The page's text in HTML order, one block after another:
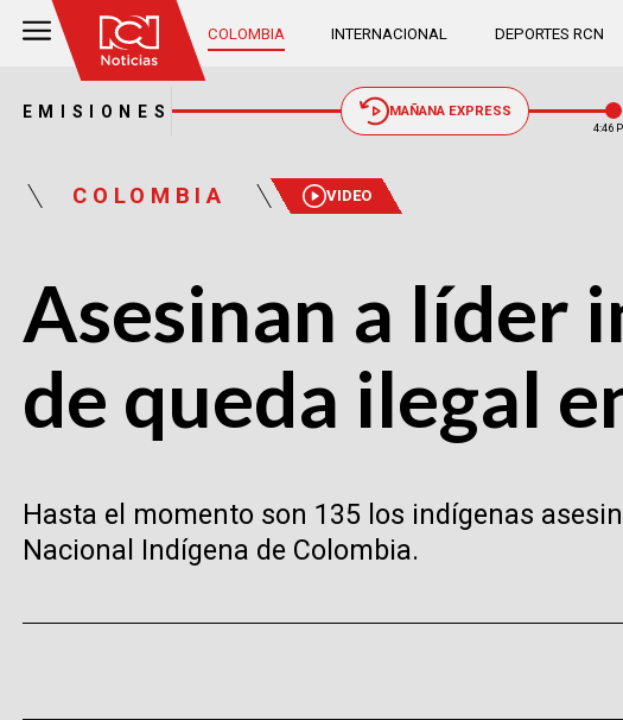
COLOMBIA INTERNACIONAL DEPORTES RCN
EMISIONES MAÑANA EXPRESS
4:46
COLOMBIA VIDEO
Asesinan a líder
de queda ilegal
Hasta el momento son 135 los indígenas
Nacional Indígena de Colombia.